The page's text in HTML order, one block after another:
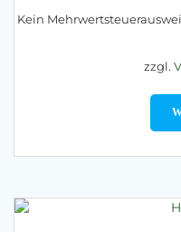
Kein
zzgl.